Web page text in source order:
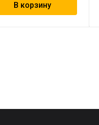
В корзину